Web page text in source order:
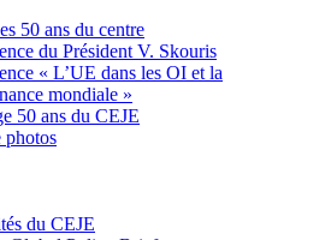
50 ans du centre
du Président V. Skouris
« L’UE dans les OI et la
mondiale »
50 ans du CEJE
photos
du CEJE